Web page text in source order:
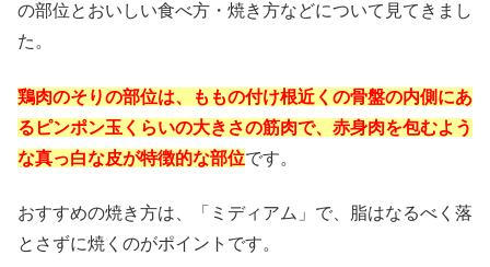
の部位とおいしい食べ方・焼き方などについて見てきまし
た。
鶏肉のそりの部位は、ももの付け根近くの骨盤の内側にあ
るピンポン玉くらいの大きさの筋肉で、赤身肉を包むよう
な真っ白な皮が特徴的な部位です。
おすすめの焼き方は、「ミディアム」で、脂はなるべく落
とさずに焼くのがポイントです。